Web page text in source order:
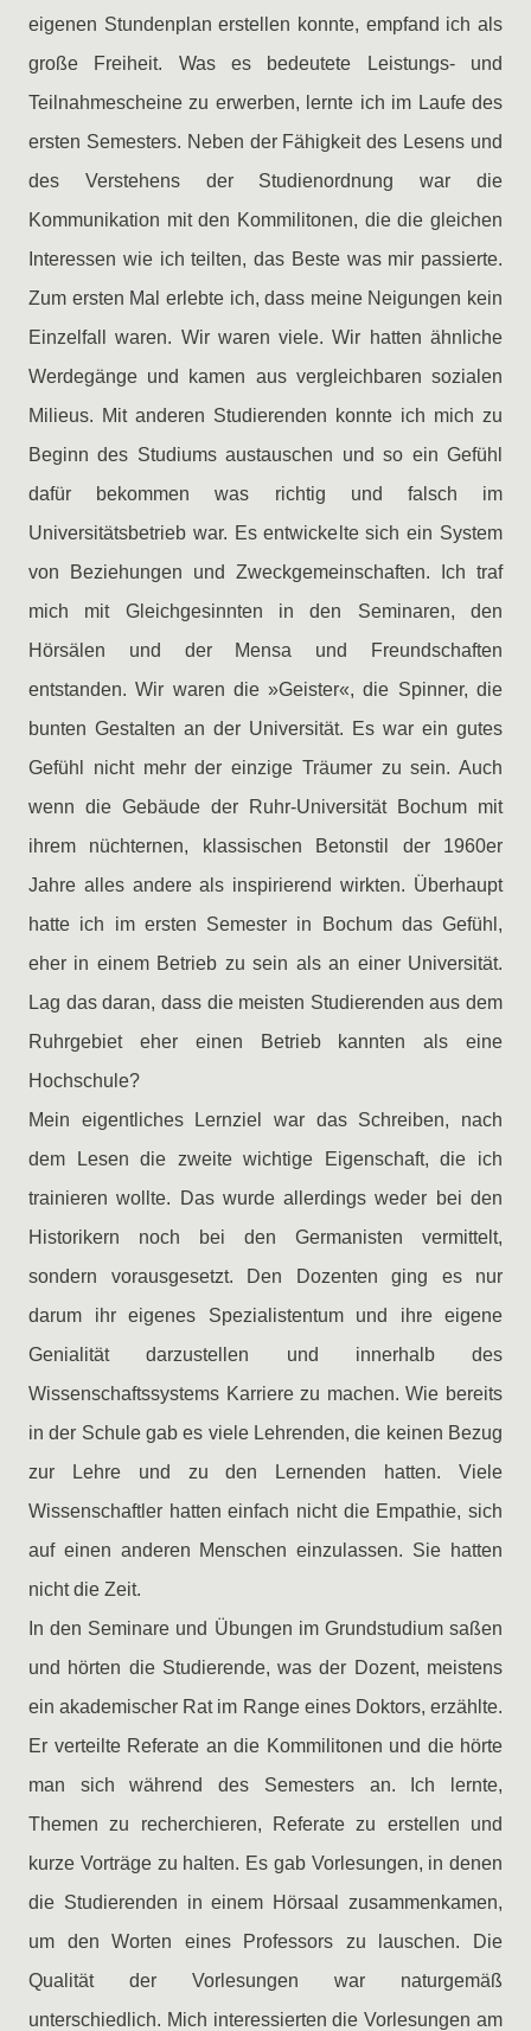
eigenen Stundenplan erstellen konnte, empfand ich als
große Freiheit. Was es bedeutete Leistungs- und
Teilnahmescheine zu erwerben, lernte ich im Laufe des
ersten Semesters. Neben der Fähigkeit des Lesens und
des Verstehens der Studienordnung war die
Kommunikation mit den Kommilitonen, die die gleichen
Interessen wie ich teilten, das Beste was mir passierte.
Zum ersten Mal erlebte ich, dass meine Neigungen kein
Einzelfall waren. Wir waren viele. Wir hatten ähnliche
Werdegänge und kamen aus vergleichbaren sozialen
Milieus. Mit anderen Studierenden konnte ich mich zu
Beginn des Studiums austauschen und so ein Gefühl
dafür bekommen was richtig und falsch im
Universitätsbetrieb war. Es entwickelte sich ein System
von Beziehungen und Zweckgemeinschaften. Ich traf
mich mit Gleichgesinnten in den Seminaren, den
Hörsälen und der Mensa und Freundschaften
entstanden. Wir waren die »Geister«, die Spinner, die
bunten Gestalten an der Universität. Es war ein gutes
Gefühl nicht mehr der einzige Träumer zu sein. Auch
wenn die Gebäude der Ruhr-Universität Bochum mit
ihrem nüchternen, klassischen Betonstil der 1960er
Jahre alles andere als inspirierend wirkten. Überhaupt
hatte ich im ersten Semester in Bochum das Gefühl,
eher in einem Betrieb zu sein als an einer Universität.
Lag das daran, dass die meisten Studierenden aus dem
Ruhrgebiet eher einen Betrieb kannten als eine
Hochschule?
Mein eigentliches Lernziel war das Schreiben, nach
dem Lesen die zweite wichtige Eigenschaft, die ich
trainieren wollte. Das wurde allerdings weder bei den
Historikern noch bei den Germanisten vermittelt,
sondern vorausgesetzt. Den Dozenten ging es nur
darum ihr eigenes Spezialistentum und ihre eigene
Genialität darzustellen und innerhalb des
Wissenschaftssystems Karriere zu machen. Wie bereits
in der Schule gab es viele Lehrenden, die keinen Bezug
zur Lehre und zu den Lernenden hatten. Viele
Wissenschaftler hatten einfach nicht die Empathie, sich
auf einen anderen Menschen einzulassen. Sie hatten
nicht die Zeit.
In den Seminare und Übungen im Grundstudium saßen
und hörten die Studierende, was der Dozent, meistens
ein akademischer Rat im Range eines Doktors, erzählte.
Er verteilte Referate an die Kommilitonen und die hörte
man sich während des Semesters an. Ich lernte,
Themen zu recherchieren, Referate zu erstellen und
kurze Vorträge zu halten. Es gab Vorlesungen, in denen
die Studierenden in einem Hörsaal zusammenkamen,
um den Worten eines Professors zu lauschen. Die
Qualität der Vorlesungen war naturgemäß
unterschiedlich. Mich interessierten die Vorlesungen am